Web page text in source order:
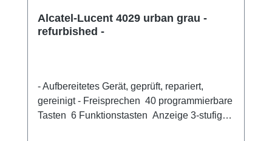
Alcatel-Lucent 4029 urban grau -
refurbished -
- Aufbereitetes Gerät, geprüft, repariert,
gereinigt - Freisprechen 40 programmierbare
Tasten 6 Funktionstasten Anzeige 3-stufig